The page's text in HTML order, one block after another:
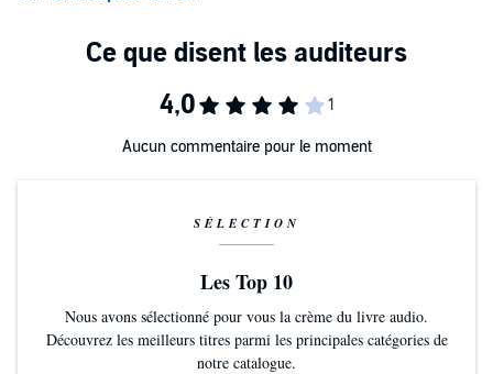
Aucun commentaire pour le moment
SÉLECTION
Les Top 10
Nous avons sélectionné pour vous la crème du livre audio.
Découvrez les meilleurs titres parmi les principales catégories de
notre catalogue.